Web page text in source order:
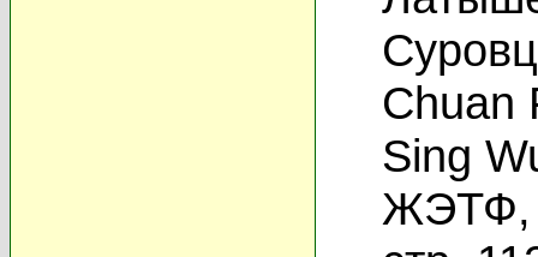
Chuan
Sing
ЖЭТФ,